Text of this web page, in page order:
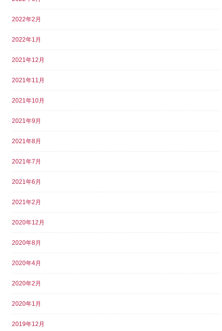
2022年2月
2022年1月
2021年12月
2021年11月
2021年10月
2021年9月
2021年8月
2021年7月
2021年6月
2021年2月
2020年12月
2020年8月
2020年4月
2020年2月
2020年1月
2019年12月